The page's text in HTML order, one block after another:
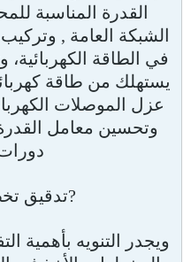
القدرة المناسبة
الشبكة العامة ,
في الطاقة
يستهلك من طاقة
عزل الموصلات
وتحسين معامل
?تدقيق
ويجدر التنويه بأهمية